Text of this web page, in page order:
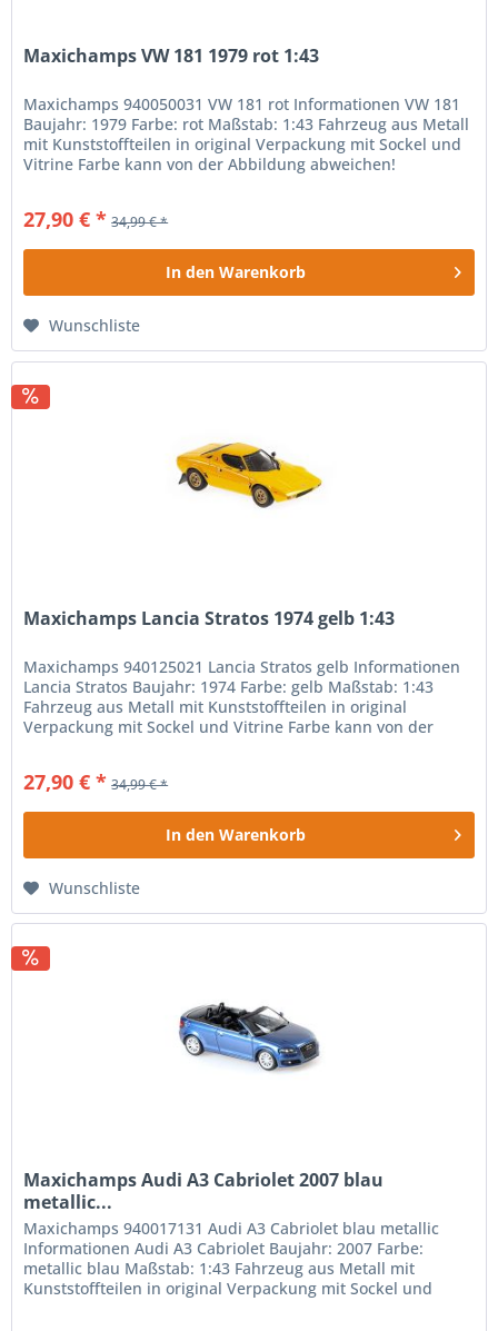
Maxichamps VW 181 1979 rot 1:43
Maxichamps 940050031 VW 181 rot Informationen VW 181
Baujahr: 1979 Farbe: rot Maßstab: 1:43 Fahrzeug aus Metall
mit Kunststoffteilen in original Verpackung mit Sockel und
Vitrine Farbe kann von der Abbildung abweichen!
27,90 € * 34,99 € *
In den Warenkorb
Wunschliste
Maxichamps Lancia Stratos 1974 gelb 1:43
Maxichamps 940125021 Lancia Stratos gelb Informationen
Lancia Stratos Baujahr: 1974 Farbe: gelb Maßstab: 1:43
Fahrzeug aus Metall mit Kunststoffteilen in original
Verpackung mit Sockel und Vitrine Farbe kann von der
27,90 € * 34,99 € *
In den Warenkorb
Wunschliste
Maxichamps Audi A3 Cabriolet 2007 blau
metallic...
Maxichamps 940017131 Audi A3 Cabriolet blau metallic
Informationen Audi A3 Cabriolet Baujahr: 2007 Farbe:
metallic blau Maßstab: 1:43 Fahrzeug aus Metall mit
Kunststoffteilen in original Verpackung mit Sockel und